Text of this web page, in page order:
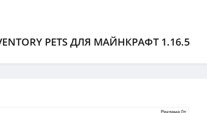
PETS ДЛЯ МАЙНКРАФТ 1.16.5